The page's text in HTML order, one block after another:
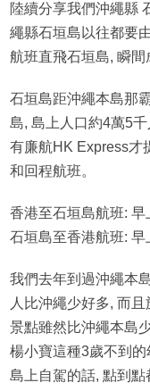
陸續分享我們沖繩縣
繩縣石垣島以往都要
航班直飛石垣島, 瞬
石垣島距沖繩本島那
島, 島上人口約4萬5
有廉航HK Express才
和回程航班。
香港至石垣島航班: 早
石垣島至香港航班: 早
我們去年到過沖繩本
人比沖繩少好多, 而
景點雖然比沖繩本島
楊小寶這種3歲不到
島上自駕的話, 點到